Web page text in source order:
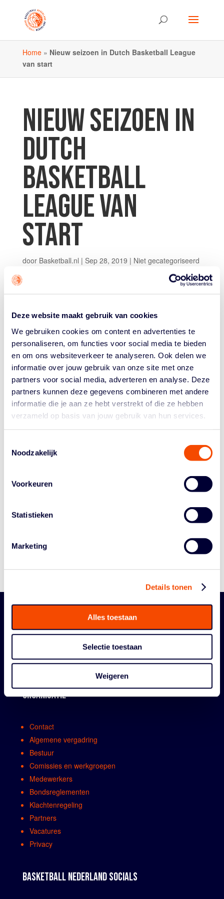
Deze website maakt gebruik van cookies
We gebruiken cookies om content en advertenties te
personaliseren, om functies voor social media te bieden
en om ons websiteverkeer te analyseren. Ook delen we
informatie over jouw gebruik van onze site met onze
partners voor social media, adverteren en analyse. Deze
partners kunnen deze gegevens combineren met andere
informatie die je aan ze hebt verstrekt of die ze hebben
verzameld op basis van jouw gebruik van hun services.
Noodzakelijk
Voorkeuren
Statistieken
Marketing
Details tonen
Alles toestaan
Selectie toestaan
Weigeren
Home» Nieuw seizoen in Dutch Basketball League
van start
NIEUW SEIZOEN IN
DUTCH
BASKETBALL
LEAGUE VAN
START
door Basketball.nl | Sep 28, 2019 | Niet gecategoriseerd
Het nieuwe competitieseizoen van de Dutch Basketball
League start zaterdagavond in Rotterdam. Een seizoen
waarin de regels voor het opstellen van spelers zijn
aangepast. Op moment van schrijven telt de DBL 120
spelers, waarvan 76 homegrown.
Ga voor de volledige voorbeschouwing naar
www.basketballleague.nl.
Algemene Vergadering
Medewerkers
ORGANISATIE
Contact
Algemene vergadring
Bestuur
Comissies en werkgroepen
Medewerkers
Bondsreglementen
Klachtenregeling
Partners
Vacatures
Privacy
BASKETBALL NEDERLAND SOCIALS